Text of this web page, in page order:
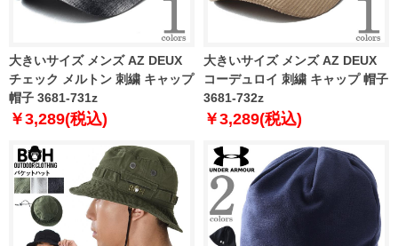
大きいサイズ メンズ AZ DEUX
チェック メルトン 刺繍 キャップ
帽子 3681-731z
￥3,289(税込)
大きいサイズ メンズ AZ DEUX
コーデュロイ 刺繍 キャップ 帽子
3681-732z
￥3,289(税込)